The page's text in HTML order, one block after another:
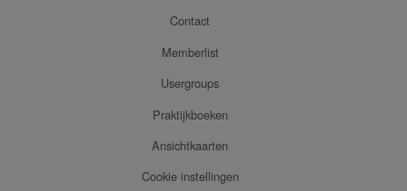
Contact
Memberlist
Usergroups
Praktijkboeken
Ansichtkaarten
Cookie instellingen